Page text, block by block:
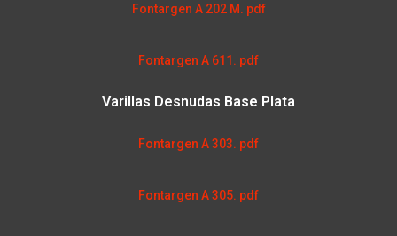
Fontargen A 202 M. pdf
Fontargen A 611. pdf
Varillas Desnudas Base Plata
Fontargen A 303. pdf
Fontargen A 305. pdf